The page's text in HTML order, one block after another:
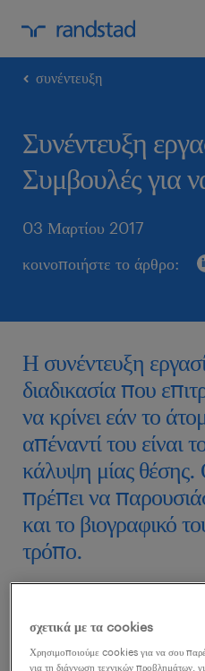
συνέντευξη
Συνέντευξη
Συμβουλές για
03 Μαρτίου 2017
κοινοποιήστε το άρθρο:
Η συνέντευξη
διαδικασία που
να κρίνει εάν το
απέναντί του είναι
κάλυψη μίας
πρέπει να
και το βιογραφικό
τρόπο.
Ταείδη συνέντευξης
σχετικά με τα cookies
Χρησιμοποιούμε cookies για να σου
για τη διάγνωση τεχνικών προβλημάτων,